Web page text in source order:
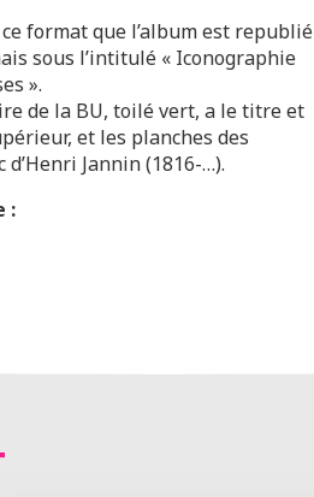
ce format que l’album est republié
sous l’intitulé « Iconographie
».
de la BU, toilé vert, a le titre et
et les planches des
Jannin (1816-…).
: